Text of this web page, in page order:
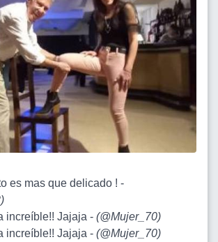
es mas que delicado ! -
)
increíble!! Jajaja - (@Mujer_70)
increíble!! Jajaja - (@Mujer_70)